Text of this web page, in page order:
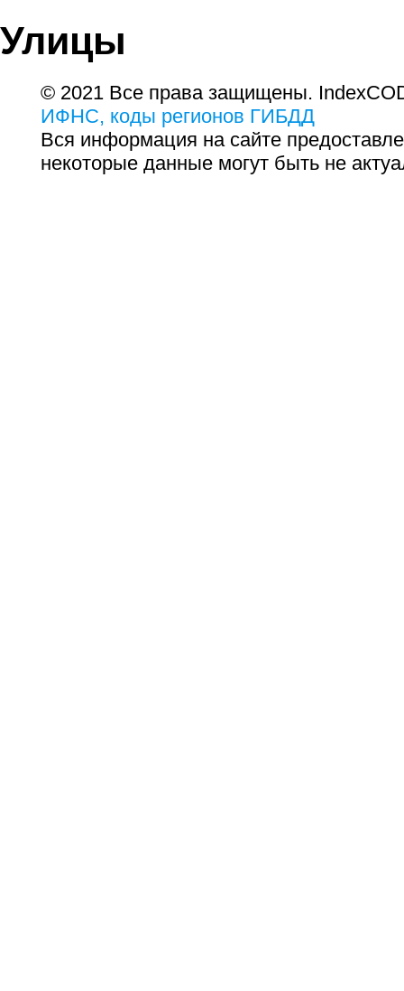
Улицы
© 2021 Все права защищены.
ИФНС, коды регионов ГИБДД
Вся информация на сайте
некоторые данные могут быть не